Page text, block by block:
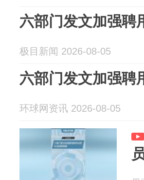
六部门发文加强聘
极目新闻 2026-08-05
六部门发文加强聘
环球网资讯 2026-08-05